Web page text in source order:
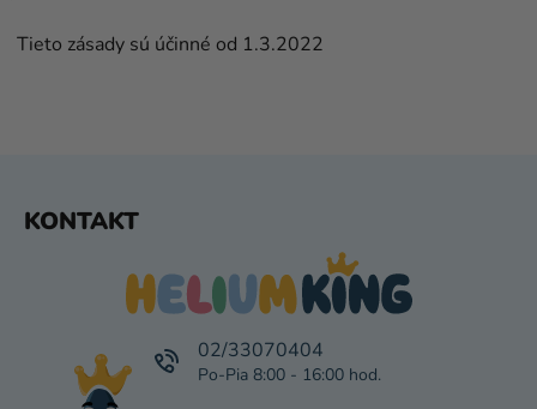
Tieto zásady sú účinné od 1.3.2022
KONTAKT
02/33070404